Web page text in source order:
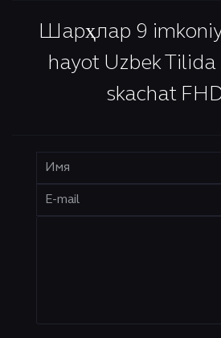
Шарҳлар 9
hayot Uzbek
skachat